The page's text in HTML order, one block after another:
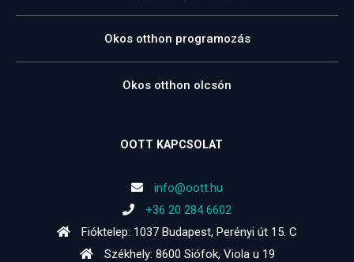
Okos otthon programozás
Okos otthon olcsón
OOTT KAPCSOLAT
info@oott.hu
+36 20 284 6602
Fióktelep: 1037 Budapest, Perényi út 15. C
Székhely: 8600 Siófok, Viola u 19